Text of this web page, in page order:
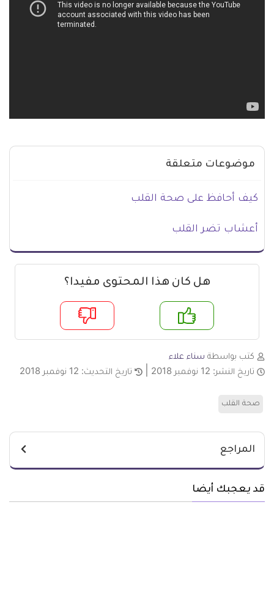
موضوعات متعلقة
كيف أحافظ على صحة القلب
أعشاب تضر القلب
هل كان هذا المحتوى مفيدا؟
لا
كتب بواسطة سناء علاء
تاريخ النشر: 12 نوفمبر 2018 تاريخ التحديث: 12 نوفمبر 2018
صحة القلب
المراجع
قد يعجبك أيضا